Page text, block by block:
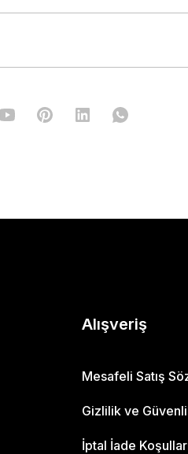
Alışveriş
Mesafeli Satış
Gizlilik ve
İptal İade